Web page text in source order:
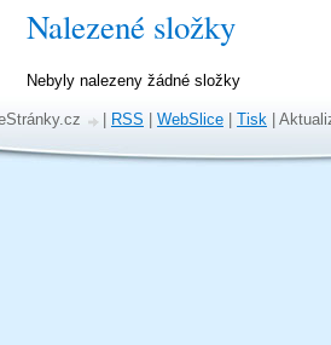
Nalezené složky
Nebyly nalezeny žádné složky
RSS WebSlice Tisk